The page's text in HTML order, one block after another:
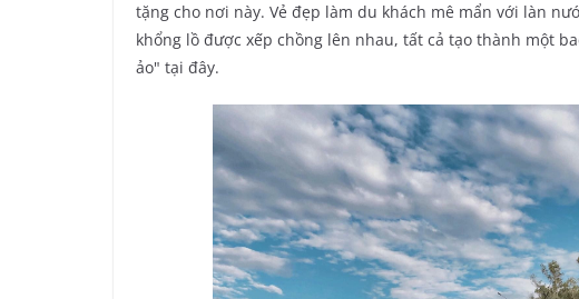
tặng cho nơi này. Vẻ đẹp làm du khách mê mẩn với làn
khổng lồ được xếp chồng lên nhau, tất cả tạo thành một
ảo" tại đây.